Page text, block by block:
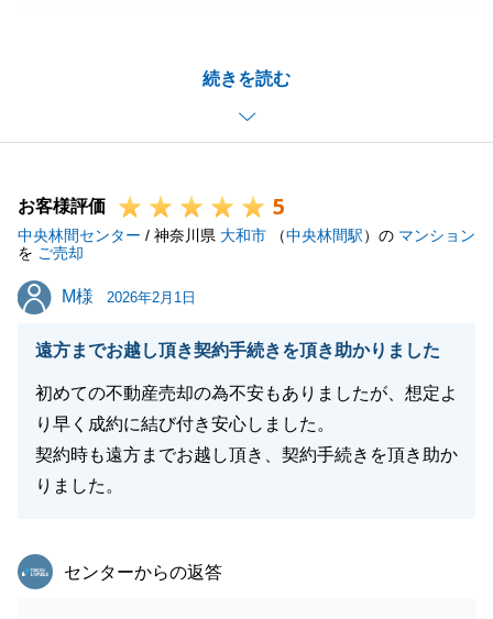
続きを読む
だき心より感謝申し上げます。
今後、新しいご家族と一緒に楽しい毎日を過ごせます
ことを心より願っております。
し付けください。
何卒、よろしくお願い申し上げます。
お客様評価 5
中央林間センター / 神奈川県 大和市 （中央林間駅）の マンション
を ご売却
M様
M様 2026年2月1日
遠方までお越し頂き契約手続きを頂き助かりました
初めての不動産売却の為不安もありましたが、想定よ
り早く成約に結び付き安心しました。
契約時も遠方までお越し頂き、契約手続きを頂き助か
りました。
東急リバブル
センターからの返答